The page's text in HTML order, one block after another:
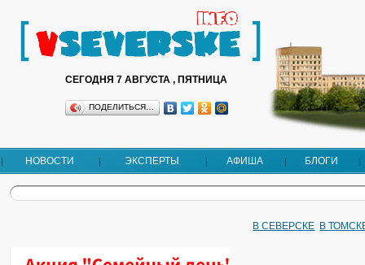
СЕГОДНЯ 7 АВГУСТА , ПЯТНИЦА
ПОДЕЛИТЬСЯ…
НОВОСТИ ЭКСПЕРТЫ АФИША БЛОГИ
В СЕВЕРСКЕ В